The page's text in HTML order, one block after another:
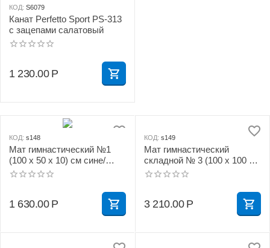
КОД: S6079
Канат Perfetto Sport PS-313
с зацепами салатовый
1 230.00 Р
КОД: s148
Мат гимнастический №1
(100 х 50 х 10) см сине/
жёлтый
1 630.00 Р
КОД: s149
Мат гимнастический
складной № 3 (100 х 100 х
10) см сине/жёлтый
3 210.00 Р